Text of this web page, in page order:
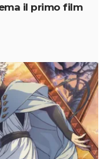
il primo film